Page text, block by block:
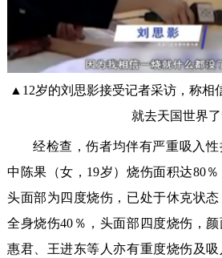
▲12岁的刘思影接受记者采访，称相
就去天国世界了
经检查，伤者均伴有严重吸入
中陈果（女，19岁）烧伤面积达80％
头面部为四度烧伤，已处于休克状态
全身烧伤40％，头面部四度烧伤，
惠君、王进东等人亦有重度烧伤及